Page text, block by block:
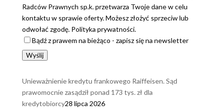
Radców Prawnych sp.k. przetwarza Twoje dane w celu
kontaktu w sprawie oferty. Możesz złożyć sprzeciw lub
odwołać zgodę. Polityka prywatności.
Bądź z prawem na bieżąco - zapisz się na newsletter
Wyślij
Unieważnienie kredytu frankowego Raiffeisen. Sąd
prawomocnie zasądził ponad 173 tys. zł dla
kredytobiorcy28 lipca 2026